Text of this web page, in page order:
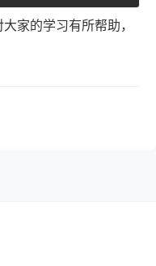
家的学习有所帮助，